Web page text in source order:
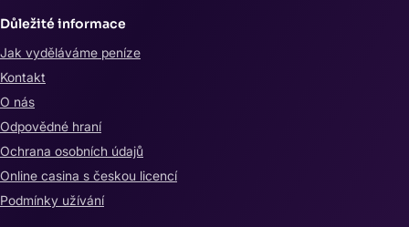
Důležité informace
Jak vyděláváme peníze
Kontakt
O nás
Odpovědné hraní
Ochrana osobních údajů
Online casina s českou licencí
Podmínky užívání